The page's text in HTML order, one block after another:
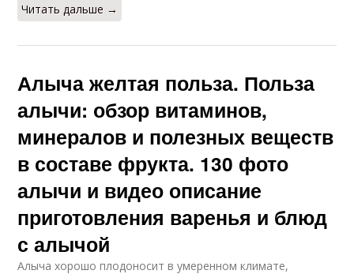
Читать дальше →
Алыча желтая польза. Польза
алычи: обзор витаминов,
минералов и полезных веществ
в составе фрукта. 130 фото
алычи и видео описание
приготовления варенья и блюд
с алычой
Алыча хорошо плодоносит в умеренном климате,